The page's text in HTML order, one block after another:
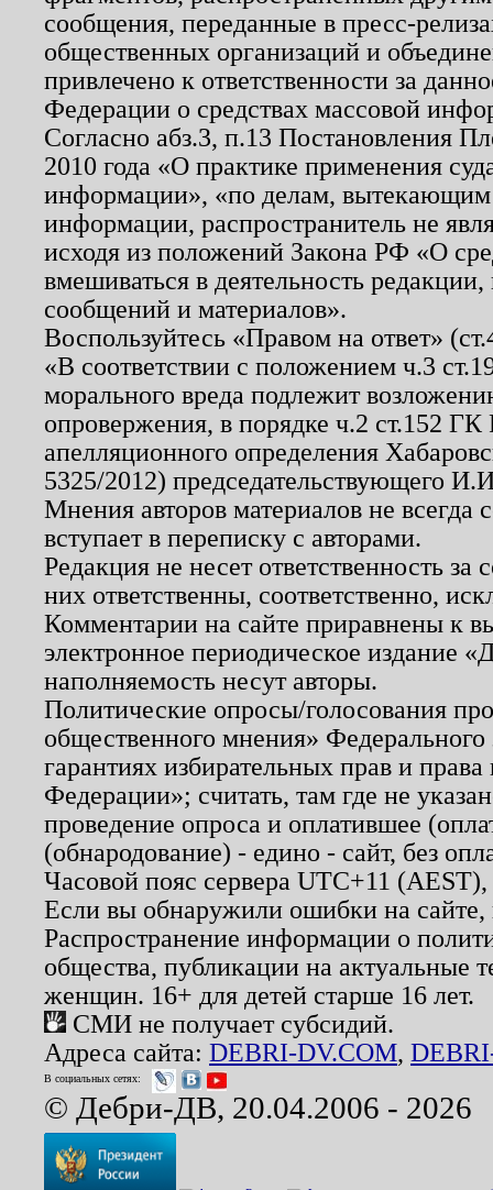
сообщения, переданные в пресс-
общественных организаций и
привлечено к ответственности за
Федерации о средствах массовой
Согласно абз.3, п.13 Постановления
2010 года «О практике применения
информации», «по делам, вытекающим
информации, распространитель не
исходя из положений Закона РФ «О
вмешиваться в деятельность
сообщений и материалов».
Воспользуйтесь «Правом на ответ»
«В соответствии с положением ч.3
морального вреда подлежит
опровержения, в порядке ч.2 ст.152
апелляционного определения
5325/2012) председательствующего
Мнения авторов материалов не
вступает в переписку с авторами.
Редакция не несет ответственность
них ответственны, соответственно,
Комментарии на сайте приравнены к
электронное периодическое издание
наполняемость несут авторы.
Политические опросы/голосования
общественного мнения»
гарантиях избирательных прав и
Федерации»; считать, там где не
проведение опроса и оплатившее
(обнародование) - едино - сайт, без
Часовой пояс сервера UTC+11
Если вы обнаружили ошибки на
Распространение информации о
общества, публикации на актуальные
женщин. 16+ для детей старше 16 лет.
СМИ не получает субсидий.
Адреса сайта: DEBRI-DV.COM,
В социальных сетях:
© Дебри-ДВ, 20.04.2006 - 2026